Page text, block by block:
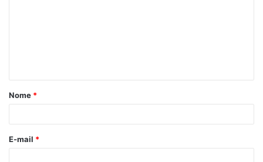
á
r
*
Nome *
E-mail *